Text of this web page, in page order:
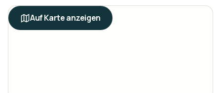
Auf Karte anzeigen